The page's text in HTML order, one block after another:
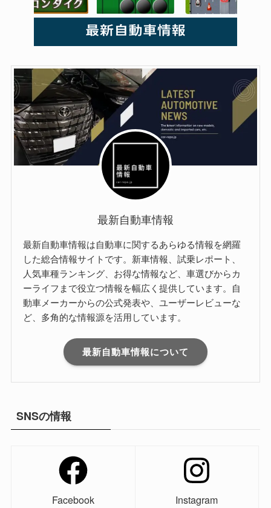
最新自動車情報
最新自動車情報は自動車に関するあらゆる情報を網羅
した総合情報サイトです。新車情報、試乗レポート、
人気車種ランキング、お得な情報など、車選びからカ
ーライフまで役立つ情報を幅広く提供しています。自
動車メーカーからの公式発表や、ユーザーレビューな
ど、多角的な情報源を活用しています。
最新自動車情報について
SNSの情報
Facebook Instagram